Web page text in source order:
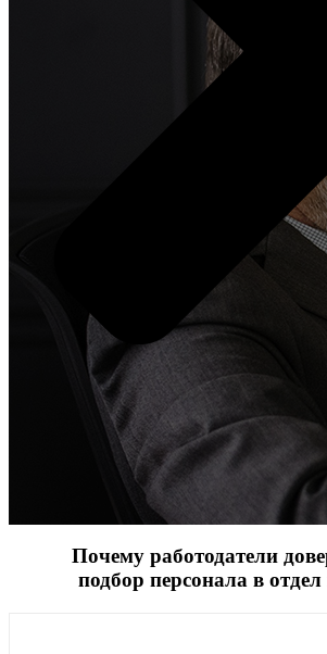
Почему работодатели
подбор персонала в